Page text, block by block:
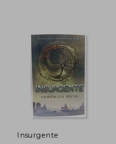
Insurgente